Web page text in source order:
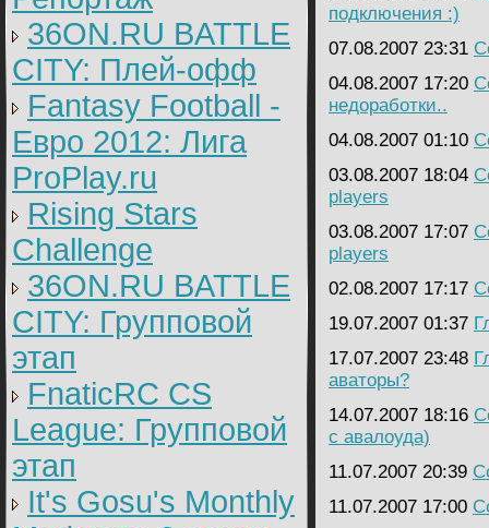
36ON.RU BATTLE
CITY: Плей-офф
Fantasy Football -
Евро 2012: Лига
ProPlay.ru
Rising Stars
Challenge
36ON.RU BATTLE
CITY: Групповой
этап
FnaticRC CS
League: Групповой
этап
It's Gosu's Monthly
подключения :)
07.08.2007 23:31
04.08.2007 17:20
недоработки..
04.08.2007 01:10
03.08.2007 18:04
players
03.08.2007 17:07
players
02.08.2007 17:17
19.07.2007 01:37
17.07.2007 23:48
аваторы?
14.07.2007 18:16
с авалоуда)
11.07.2007 20:39
11.07.2007 17:00